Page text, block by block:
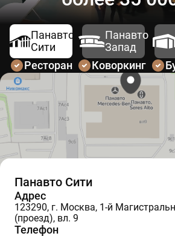
Панавто
Сити
Панавто
Запад
Ресторан
Коворкинг
Панавто Сити
Адрес
123290, г. Москва, 1-й
(проезд), вл. 9
Телефон